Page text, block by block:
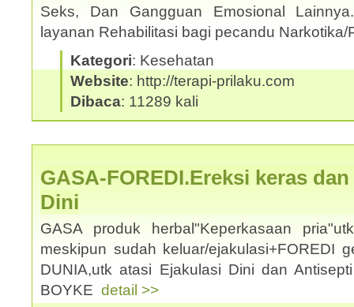
Seks, Dan Gangguan Emosional
layanan Rehabilitasi bagi pecandu
Kategori: Kesehatan
Website: http://terapi-prilaku.com
Dibaca: 11289 kali
GASA-FOREDI.Ereksi keras
Dini
GASA produk herbal"Keperkasaan
meskipun sudah keluar/ejakulasi+FOREDI
DUNIA,utk atasi Ejakulasi Dini dan
BOYKE detail >>